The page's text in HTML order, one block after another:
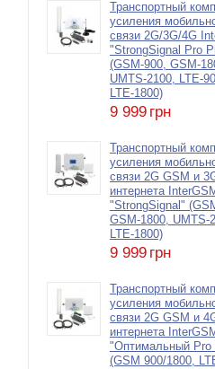
Транспортный
усиления
связи 2G/3G/4G
"StrongSignal Pro
(GSM-900, GSM-
UMTS-2100, LTE-
LTE-1800)
9 999 грн
Транспортный
усиления
связи 2G GSM и
интернета
"StrongSignal"
GSM-1800, UMTS-
LTE-1800)
9 999 грн
Транспортный
усиления
связи 2G GSM и
интернета
"Оптимальный Pro
(GSM 900/1800,